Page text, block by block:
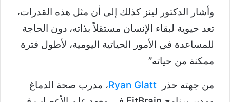
وأشار الدكتور لينز كذلك إلى أن مثل هذه القدرات،
تعد حيوية لبقاء الإنسان مستقلاً بذاته، دون الحاجة
للمساعدة في الأمور الحياتية اليومية، لأطول فترة
ممكنة من حياته”
من جهته حذر Ryan Glatt، مدرب صحة الدماغ